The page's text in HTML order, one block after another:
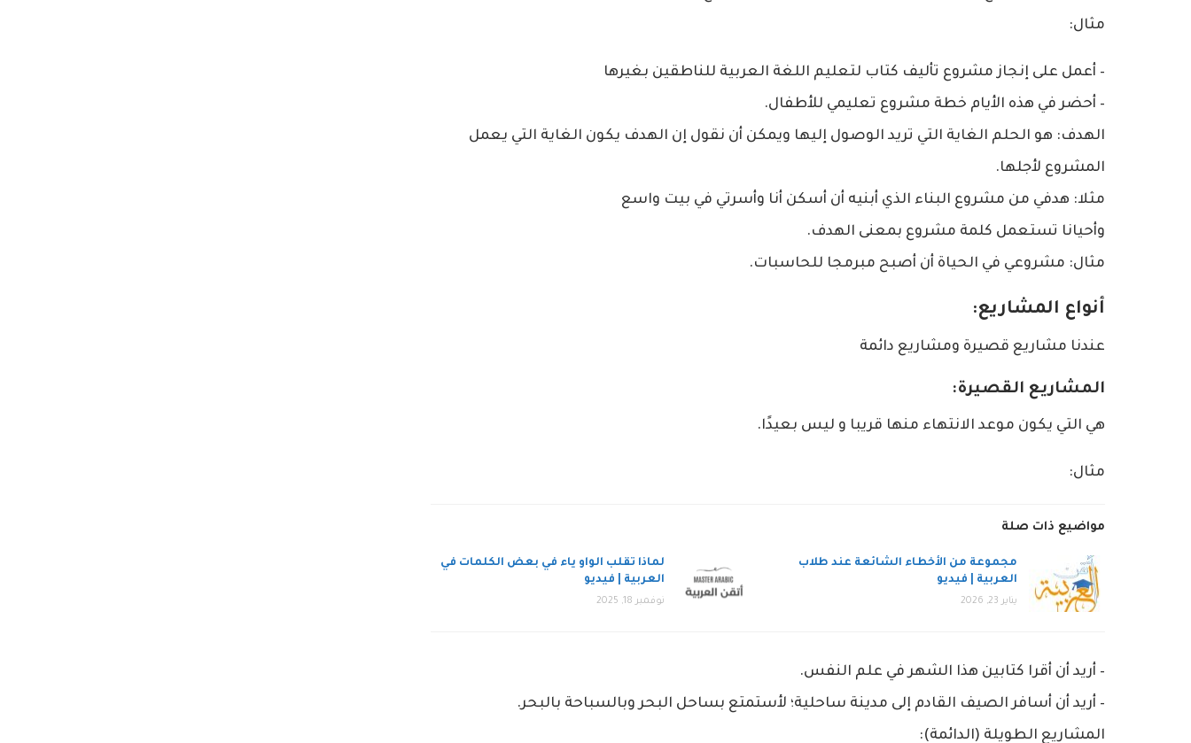
مثال:
– أعمل على إنجاز مشروع تأليف كتاب لتعليم اللغة العربية للناطقين بغيرها
– أحضر في هذه الأيام خطة مشروع تعليمي للأطفال.
الهدف: هو الحلم الغاية التي تريد الوصول إليها ويمكن أن نقول إن الهدف يكون الغاية التي يعمل
المشروع لأجلها.
مثلا: هدفي من مشروع البناء الذي أبنيه أن أسكن أنا وأسرتي في بيت واسع
وأحيانا تستعمل كلمة مشروع بمعنى الهدف.
مثال: مشروعي في الحياة أن أصبح مبرمجا للحاسبات.
أنواع المشاريع:
عندنا مشاريع قصيرة ومشاريع دائمة
المشاريع القصيرة:
هي التي يكون موعد الانتهاء منها قريبا و ليس بعيدًا.
مثال:
مواضيع ذات صلة
مجموعة من الأخطاء الشائعة عند طلاب
العربية | فيديو
يناير 23, 2026
لماذا تقلب الواو ياء في بعض الكلمات في
العربية | فيديو
نوفمبر 18, 2025
– أريد أن أقرا كتابين هذا الشهر في علم النفس.
– أريد أن أسافر الصيف القادم إلى مدينة ساحلية؛ لأستمتع بساحل البحر وبالسباحة بالبحر.
المشاريع الطويلة (الدائمة):